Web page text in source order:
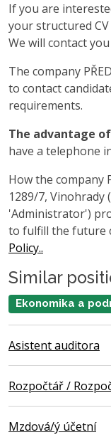
If you are
your structured
We will contact
The company
to contact
requirements.
The advantage
have a telephone
How the company
1289/7, Vinohrady
'Administrator')
to fulfill the future
Policy..
Similar
Ekonomika a
Asistent auditora
Rozpočtář /
Mzdová/ý účetní